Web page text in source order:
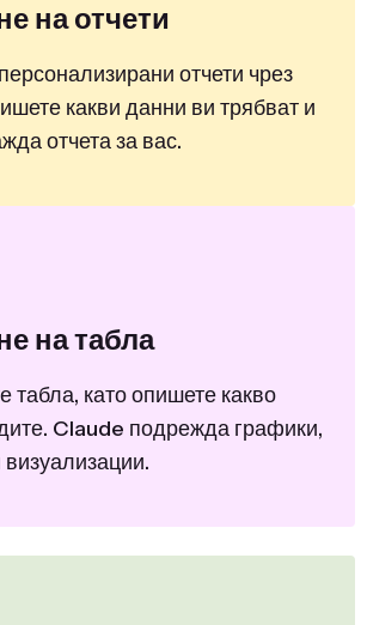
на отчети
отчети чрез
какви данни ви трябват и
отчета за вас.
на табла
табла, като опишете какво
Claude подрежда графики,
визуализации.